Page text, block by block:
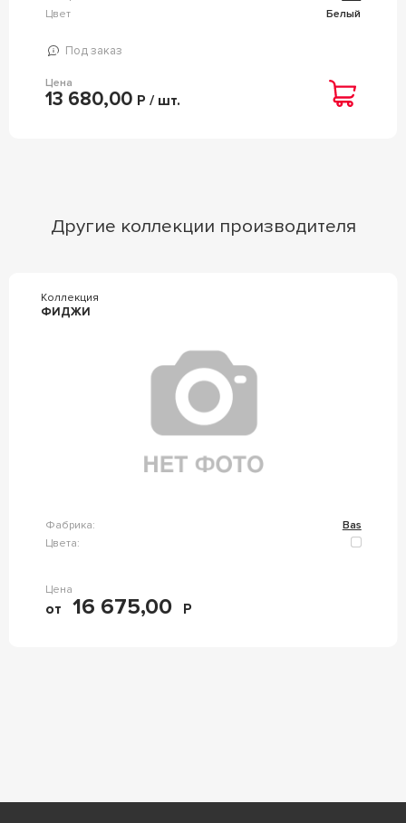
Цвет
Белый
Под заказ
Цена
13 680,00 Р / шт.
Другие коллекции производителя
Коллекция
ФИДЖИ
Фабрика:
Bas
Цвета:
Цена
от 16 675,00 Р